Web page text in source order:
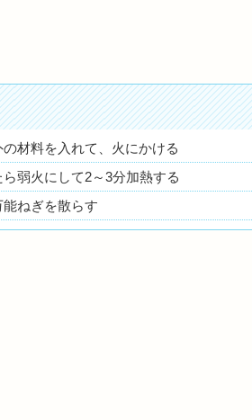
材料を入れて、火にかける
弱火にして2～3分加熱する
ねぎを散らす